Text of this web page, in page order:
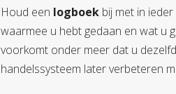
Houd een logboek bij met in
waarmee u hebt gedaan en wat u
voorkomt onder meer dat u
handelssysteem later verbeteren